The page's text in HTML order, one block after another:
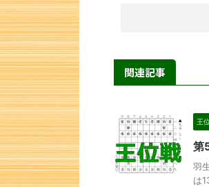
関連記事
王
第
羽
は